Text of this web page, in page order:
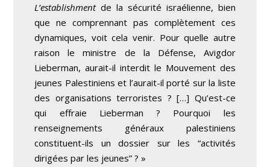
L’establishmentde la sécurité israélienne, bien
que ne comprennant pas complètement ces
dynamiques, voit cela venir. Pour quelle autre
raison le ministre de la Défense, Avigdor
Lieberman, aurait-il interdit le Mouvement des
jeunes Palestiniens et l’aurait-il porté sur la liste
des organisations terroristes ? […] Qu’est-ce
qui effraie Lieberman ? Pourquoi les
renseignements généraux palestiniens
constituent-ils un dossier sur les “activités
dirigées par les jeunes” ? »